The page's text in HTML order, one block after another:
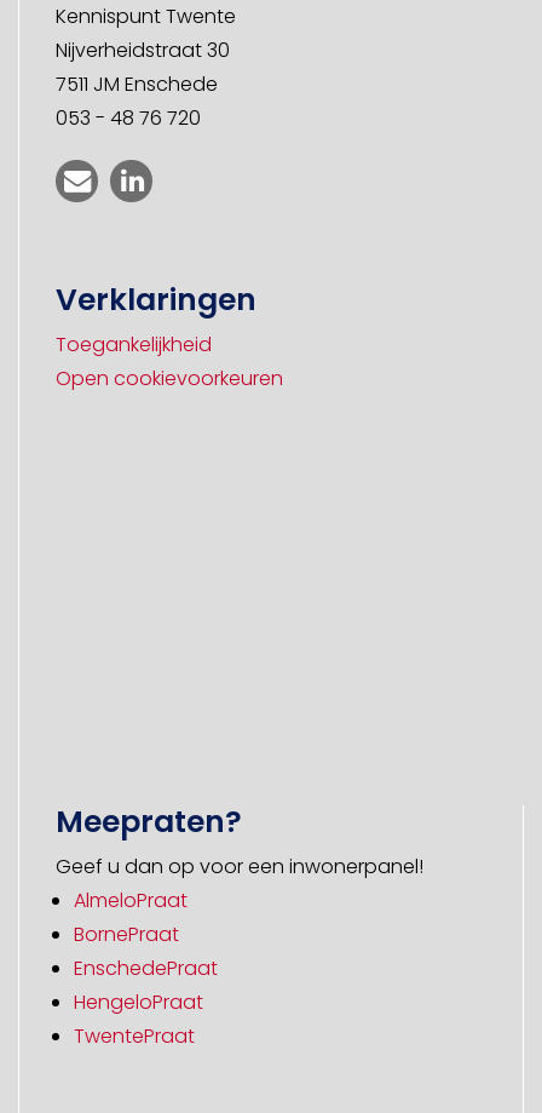
Kennispunt Twente
Nijverheidstraat 30
7511 JM Enschede
053 - 48 76 720
Verklaringen
Toegankelijkheid
Open cookievoorkeuren
Meepraten?
Geef u dan op voor een inwonerpanel!
AlmeloPraat
BornePraat
EnschedePraat
HengeloPraat
TwentePraat